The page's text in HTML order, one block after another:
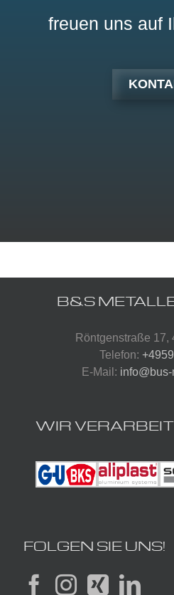
freuen uns auf
B&S
Röntgenstraße 17,
Telefon:
E-Mail:
WIR
FOLGEN SIE UNS!